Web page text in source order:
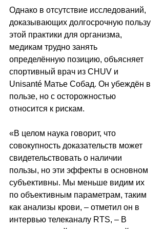
Однако в отсутствие исследований,
доказывающих долгосрочную пользу
этой практики для организма,
медикам трудно занять
определённую позицию, объясняет
спортивный врач из CHUV и
Unisanté Матье Собад. Он убеждён в
пользе, но с осторожностью
относится к рискам.
«В целом наука говорит, что
совокупность доказательств может
свидетельствовать о наличии
пользы, но эти эффекты в основном
субъективны. Мы меньше видим их
по объективным параметрам, таким
как анализы крови, – отметил он в
интервью телеканалу RTS, – В